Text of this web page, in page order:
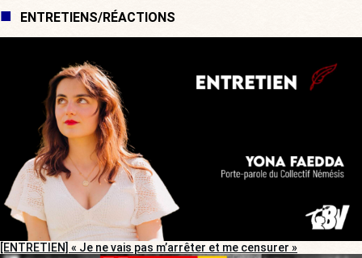
ENTRETIENS/RÉACTIONS
[ENTRETIEN] « Je ne vais pas m’arrêter et me censurer »